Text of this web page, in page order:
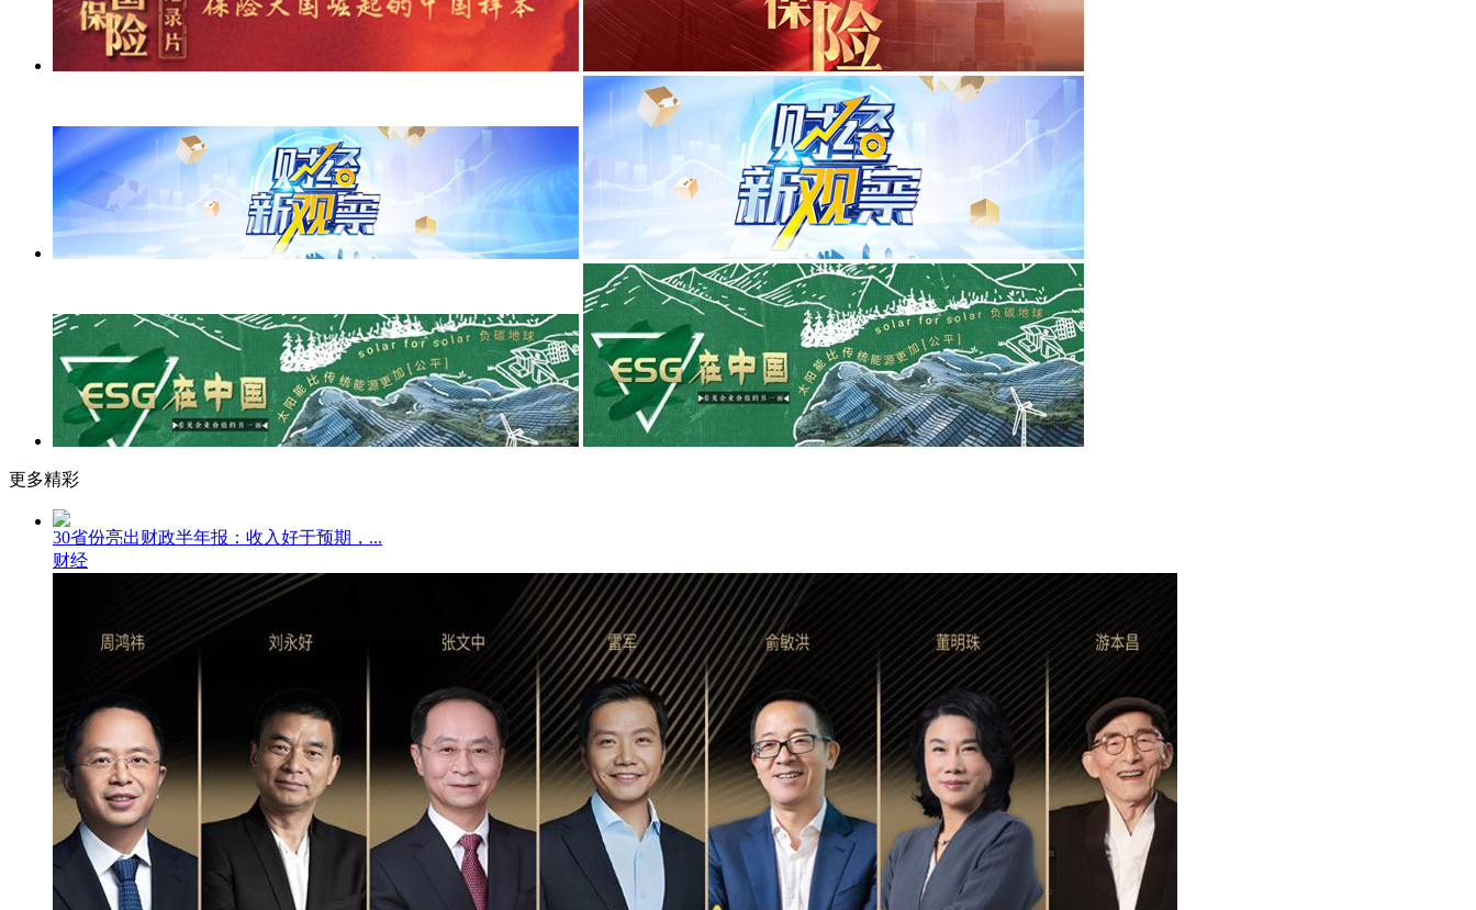
更多精彩
30省份亮出财政半年报：收入好于预期，...
财经